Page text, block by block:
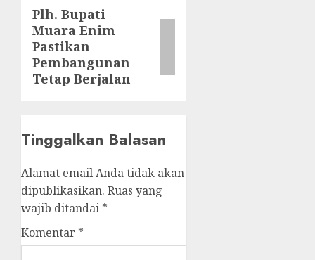
Next
post:
Plh. Bupati
Muara Enim
Pastikan
Pembangunan
Tetap Berjalan
Tinggalkan Balasan
Alamat email Anda tidak akan
dipublikasikan. Ruas yang
wajib ditandai *
Komentar *